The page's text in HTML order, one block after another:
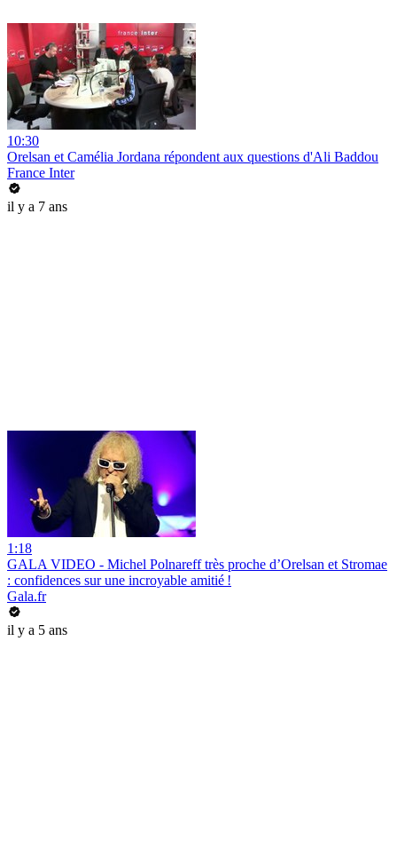
10:30
Orelsan et Camélia Jordana répondent aux questions d'Ali Baddou
France Inter
il y a 7 ans
1:18
GALA VIDEO - Michel Polnareff très proche d’Orelsan et Stromae
: confidences sur une incroyable amitié !
Gala.fr
il y a 5 ans